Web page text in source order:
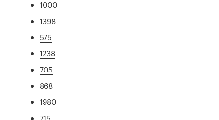
1000
1398
575
1238
705
868
1980
715